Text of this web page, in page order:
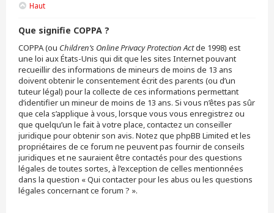
Haut
Que signifie COPPA ?
COPPA (ou Children’s Online Privacy Protection Actde 1998) est
une loi aux États-Unis qui dit que les sites Internet pouvant
recueillir des informations de mineurs de moins de 13 ans
doivent obtenir le consentement écrit des parents (ou d’un
tuteur légal) pour la collecte de ces informations permettant
d’identifier un mineur de moins de 13 ans. Si vous n’êtes pas sûr
que cela s’applique à vous, lorsque vous vous enregistrez ou
que quelqu’un le fait à votre place, contactez un conseiller
juridique pour obtenir son avis. Notez que phpBB Limited et les
propriétaires de ce forum ne peuvent pas fournir de conseils
juridiques et ne sauraient être contactés pour des questions
légales de toutes sortes, à l’exception de celles mentionnées
dans la question « Qui contacter pour les abus ou les questions
légales concernant ce forum ? ».